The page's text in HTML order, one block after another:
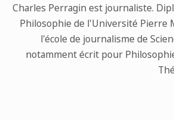
Charles Perragin est journaliste.
Philosophie de l'Université Pierre
l'école de journalisme de
notamment écrit pour